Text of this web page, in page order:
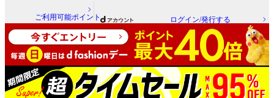
ご利用可能ポイント ログイン/発行する